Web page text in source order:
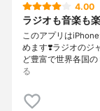
4.00
ラジオも音楽も
このアプリは
めます❣️ラジオのジ
ど豊富で世界各国
る